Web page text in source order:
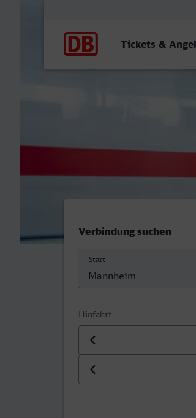
Tickets &
Verbindung suchen
Start
Hinfahrt
Datum der Hinfahrt
Uhrzeit der Hinfahrt